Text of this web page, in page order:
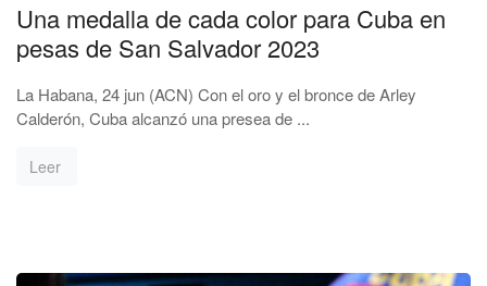
Una medalla de cada color para Cuba en
pesas de San Salvador 2023
La Habana, 24 jun (ACN) Con el oro y el bronce de Arley
Calderón, Cuba alcanzó una presea de ...
Leer